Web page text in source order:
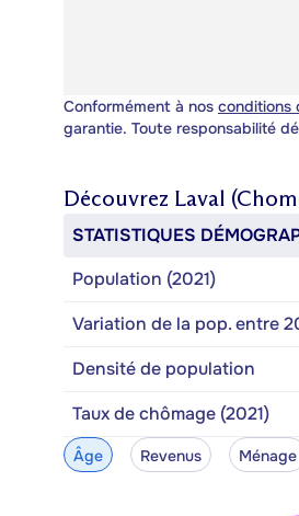
Conformément à nos conditions
garantie. Toute responsabilité
Découvrez Laval
STATISTIQUES
Population (2021)
Variation de la pop. entre
Densité de population
Taux de chômage (2021)
Âge Revenus Ménage